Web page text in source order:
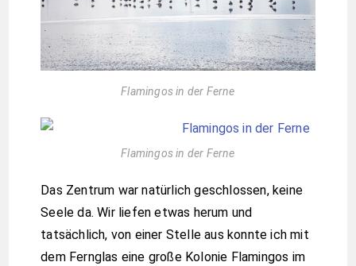
Flamingos in der Ferne
Flamingos in der Ferne
Das Zentrum war natürlich geschlossen, keine
Seele da. Wir liefen etwas herum und
tatsächlich, von einer Stelle aus konnte ich mit
dem Fernglas eine große Kolonie Flamingos im